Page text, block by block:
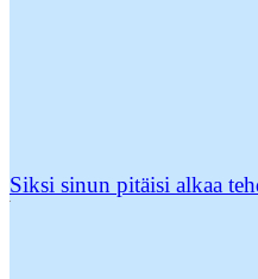
Siksi sinun pitäisi alkaa